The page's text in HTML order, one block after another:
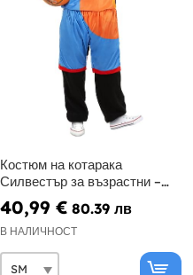
Костюм на котарака
Силвестър за възрастни –
Космически забивки, Looney
Tunes
40,99 € 80.39 лв
В НАЛИЧНОСТ